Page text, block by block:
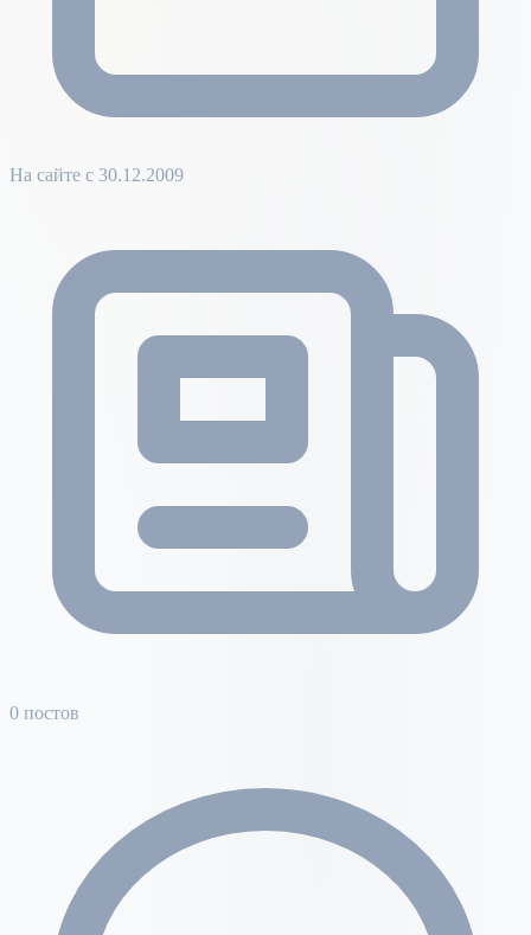
На сайте с 30.12.2009
0 постов